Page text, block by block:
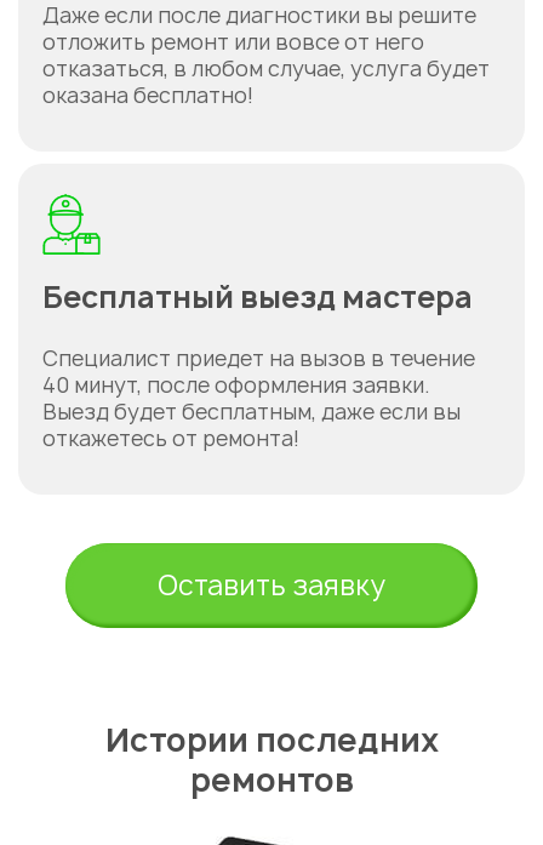
Даже если после диагностики вы решите
отложить ремонт или вовсе от него
отказаться, в любом случае, услуга будет
оказана бесплатно!
Бесплатный выезд мастера
Специалист приедет на вызов в течение
40 минут, после оформления заявки.
Выезд будет бесплатным, даже если вы
откажетесь от ремонта!
Оставить заявку
Истории последних
ремонтов